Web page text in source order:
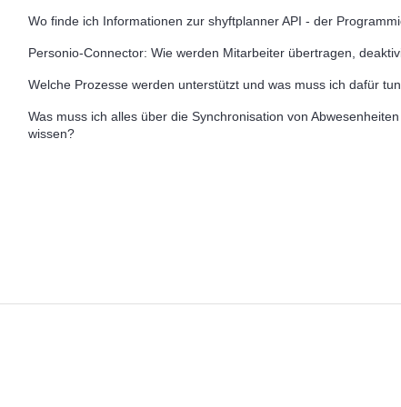
Wo finde ich Informationen zur shyftplanner API - der
Personio-Connector: Wie werden Mitarbeiter übertragen,
Welche Prozesse werden unterstützt und was muss ich dafür
Was muss ich alles über die Synchronisation von
wissen?